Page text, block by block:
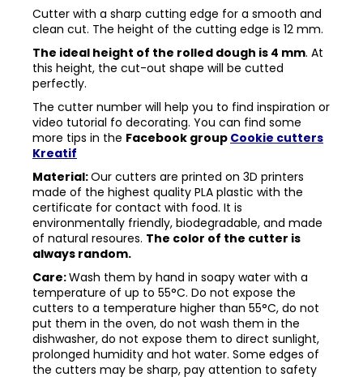
Cutter with a sharp cutting edge for a smooth and
clean cut. The height of the cutting edge is 12 mm.
The ideal height of the rolled dough is 4 mm. At
this height, the cut-out shape will be cutted
perfectly.
The cutter number will help you to find inspiration or
video tutorial fo decorating. You can find some
more tips in the Facebook group Cookie cutters
Kreatif
Material:Our cutters are printed on 3D printers
made of the highest quality PLA plastic with the
certificate for contact with food. It is
environmentally friendly, biodegradable, and made
of natural resoures. The color of the cutter is
always random.
Care:Wash them by hand in soapy water with a
temperature of up to 55°C. Do not expose the
cutters to a temperature higher than 55°C, do not
put them in the oven, do not wash them in the
dishwasher, do not expose them to direct sunlight,
prolonged humidity and hot water. Some edges of
the cutters may be sharp, pay attention to safety